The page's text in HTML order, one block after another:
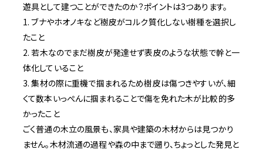
遊具として建つことができたのか？ポイントは3つあります。
1. ブナやホオノキなど樹皮がコルク質化しない樹種を選択し
たこと
2. 若木なのでまだ樹皮が発達せず表皮のような状態で幹と一
体化していること
3. 集材の際に重機で掴まれるため樹皮は傷つきやすいが、細
くて数本いっぺんに掴まれることで傷を免れた木が比較的多
かったこと
ごく普通の木立の風景も、家具や建築の木材からは見つかり
ません。木材流通の過程や森の中まで遡り、ちょっとした発見と